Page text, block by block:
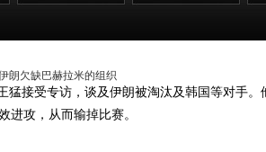
朗欠缺巴赫拉米的组织
接受专访，谈及伊朗被淘汰及韩国等对手。
进攻，从而输掉比赛。